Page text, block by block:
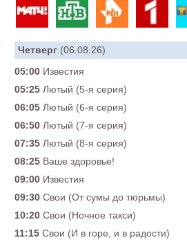
Четверг (06.08.26)
05:00 Известия
05:25 Лютый (5-я серия)
06:05 Лютый (6-я серия)
06:50 Лютый (7-я серия)
07:35 Лютый (8-я серия)
08:25 Ваше здоровье!
09:00 Известия
09:30 Свои (От сумы до тюрьмы)
10:20 Свои (Ночное такси)
11:15 Свои (И в горе, и в радости)